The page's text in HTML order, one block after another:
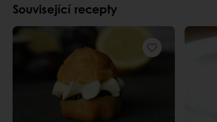
Související recepty